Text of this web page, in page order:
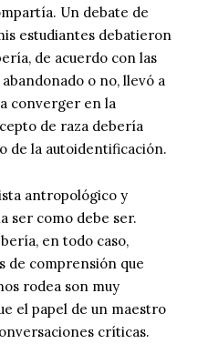
Un debate de
estudiantes debatieron
de acuerdo con las
o no, llevó a
converger en la
de raza debería
de la autoidentificación.
antropológico y
ser como debe ser.
en todo caso,
de comprensión que
rodea son muy
el papel de un maestro
críticas.